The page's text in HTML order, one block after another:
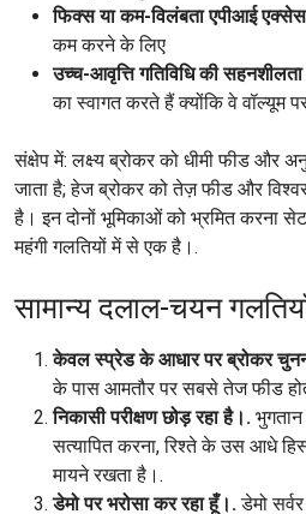
फिक्स या कम-विलंबता एपीआई एक्सेस
कम करने के लिए
उच्च-आवृत्ति गतिविधि की सहनशीलता
का स्वागत करते हैं क्योंकि वे वॉल्यूम
संक्षेप में: लक्ष्य ब्रोकर को धीमी फीड और
जाता है; हेज ब्रोकर को तेज़ फीड और
है। इन दोनों भूमिकाओं को भ्रमित
महंगी गलतियों में से एक है।.
सामान्य दलाल-चयन
केवल स्प्रेड के आधार पर ब्रोकर
के पास आमतौर पर सबसे तेज फीड
निकासी परीक्षण छोड़ रहा है।. भुगतान
सत्यापित करना, रिश्ते के उस आधे
मायने रखता है।.
डेमो पर भरोसा कर रहा हूँ।.डेमो